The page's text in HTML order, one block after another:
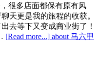
很多店面都保有原有风
天更是我的旅程的收获。
去等下又变成商业街了！
[Read more...] about 马六甲